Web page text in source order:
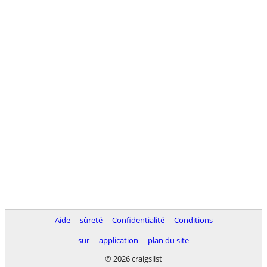
Aide sûreté Confidentialité
Conditions
sur
application
plan du site
© 2026 craigslist